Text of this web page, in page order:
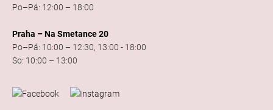
Po–Pá: 12:00 – 18:00
Praha – Na Smetance 20
Po–Pá: 10:00 – 12:30, 13:00 - 18:00
So: 10:00 – 13:00